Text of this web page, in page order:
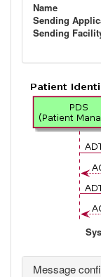
Name
Sending
Sending
Message